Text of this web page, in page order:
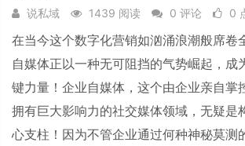
说私域 1439 阅读 0 评论 0
在当今这个数字化营销如汹涌浪潮般席卷
自媒体正以一种无可阻挡的气势崛起，成
键力量！企业自媒体，这个由企业亲自掌
拥有巨大影响力的社交媒体领域，无疑是
心支柱！因为不管企业通过何种神秘莫测